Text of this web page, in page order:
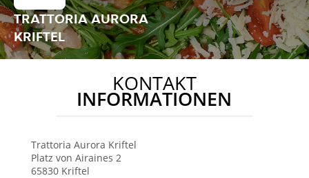
TRATTORIA AURORA
KRIFTEL
KONTAKT
INFORMATIONEN
Trattoria Aurora Kriftel
Platz von Airaines 2
65830 Kriftel